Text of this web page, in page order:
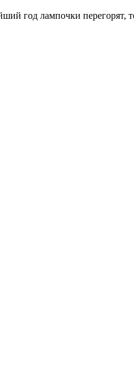
год лампочки перегорят,